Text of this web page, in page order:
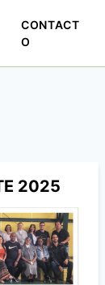
CONTACT
O
2025